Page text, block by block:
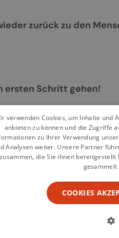
zurück zu den
ersten Schritt gehen!
verwenden Cookies, um Inhalte und
anbieten zu können und die Zugriffe
zu Ihrer Verwendung
Analysen weiter. Unsere Partner
zusammen, die Sie ihnen
gesammelt
COOKIES